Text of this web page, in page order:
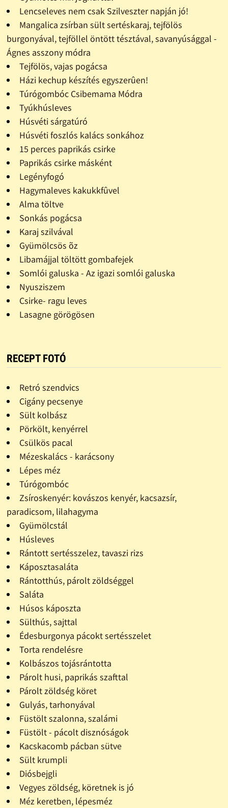
Lencseleves nem csak Szilveszter napján jó!
Mangalica zsírban sült sertéskaraj, tejfölös
burgonyával, tejföllel öntött tésztával, savanyúsággal -
Ágnes asszony módra
Tejfölös, vajas pogácsa
Házi kechup készítés egyszerûen!
Túrógombóc Csibemama Módra
Tyúkhúsleves
Húsvéti sárgatúró
Húsvéti foszlós kalács sonkához
15 perces paprikás csirke
Paprikás csirke másként
Legényfogó
Hagymaleves kakukkfûvel
Alma töltve
Sonkás pogácsa
Karaj szilvával
Gyümölcsös õz
Libamájjal töltött gombafejek
Somlói galuska - Az igazi somlói galuska
Nyusziszem
Csirke- ragu leves
Lasagne görögösen
RECEPT FOTÓ
Retró szendvics
Cigány pecsenye
Sült kolbász
Pörkölt, kenyérrel
Csülkös pacal
Mézeskalács - karácsony
Lépes méz
Túrógombóc
Zsíroskenyér: kovászos kenyér, kacsazsír,
paradicsom, lilahagyma
Gyümölcstál
Húsleves
Rántott sertésszelez, tavaszi rizs
Káposztasaláta
Rántotthús, párolt zöldséggel
Saláta
Húsos káposzta
Sülthús, sajttal
Édesburgonya pácokt sertésszelet
Torta rendelésre
Kolbászos tojásrántotta
Párolt husi, paprikás szafttal
Párolt zöldség köret
Gulyás, tarhonyával
Füstölt szalonna, szalámi
Füstölt - pácolt disznóságok
Kacskacomb pácban sütve
Sült krumpli
Diósbejgli
Vegyes zöldség, köretnek is jó
Méz keretben, lépesméz